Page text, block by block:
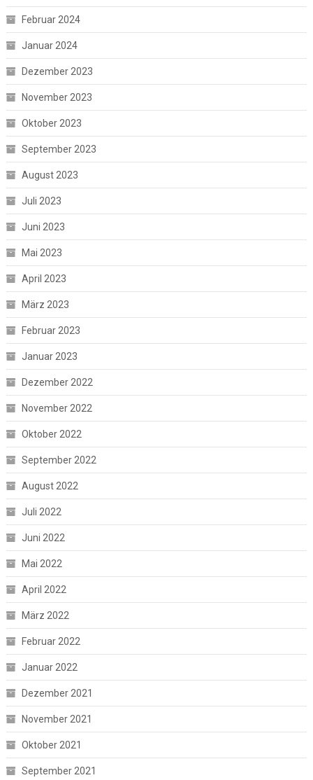
Februar 2024
Januar 2024
Dezember 2023
November 2023
Oktober 2023
September 2023
August 2023
Juli 2023
Juni 2023
Mai 2023
April 2023
März 2023
Februar 2023
Januar 2023
Dezember 2022
November 2022
Oktober 2022
September 2022
August 2022
Juli 2022
Juni 2022
Mai 2022
April 2022
März 2022
Februar 2022
Januar 2022
Dezember 2021
November 2021
Oktober 2021
September 2021